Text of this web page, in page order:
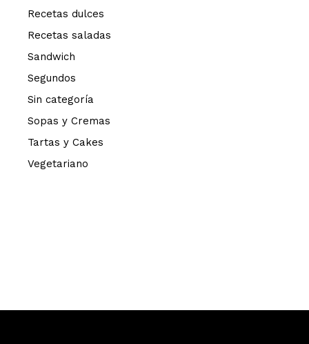
Recetas dulces
Recetas saladas
Sandwich
Segundos
Sin categoría
Sopas y Cremas
Tartas y Cakes
Vegetariano